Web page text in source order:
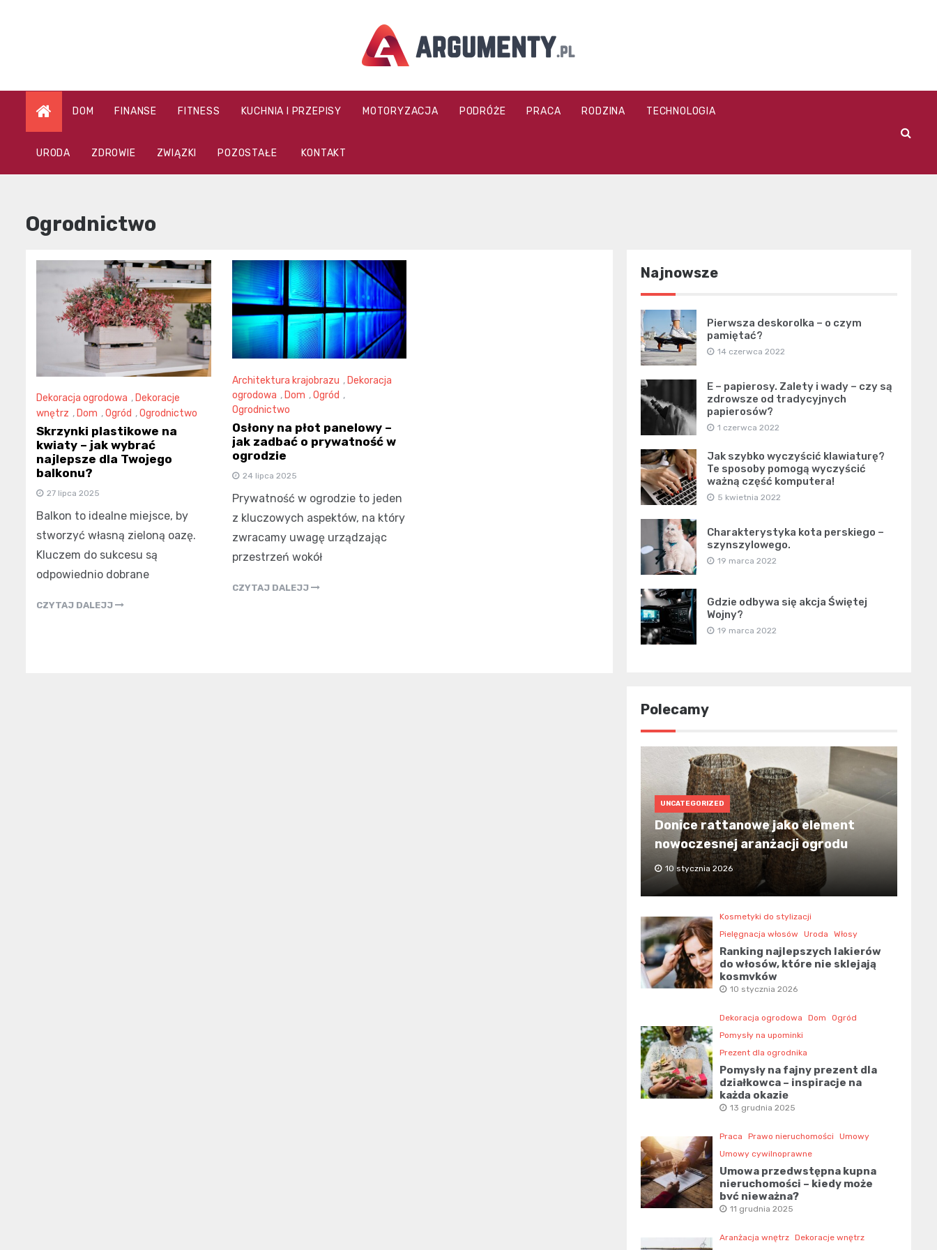
argumenty.pl
DOM FINANSE FITNESS KUCHNIA I PRZEPISY MOTORYZACJA PODRÓŻE PRACA RODZINA TECHNOLOGIA
URODA ZDROWIE ZWIĄZKI POZOSTAŁE KONTAKT
Ogrodnictwo
Dekoracja ogrodowa , Dekoracje
wnętrz , Dom ,Ogród ,Ogrodnictwo
Skrzynki plastikowe na
kwiaty – jak wybrać
najlepsze dla Twojego
balkonu?
27 lipca 2025
Balkon to idealne miejsce, by
stworzyć własną zieloną oazę.
Kluczem do sukcesu są
odpowiednio dobrane
CZYTAJ DALEJJ
Architektura krajobrazu , Dekoracja
ogrodowa , Dom ,Ogród ,
Ogrodnictwo
Osłony na płot panelowy –
jak zadbać o prywatność w
ogrodzie
24 lipca 2025
Prywatność w ogrodzie to jeden
z kluczowych aspektów, na który
zwracamy uwagę urządzając
przestrzeń wokół
CZYTAJ DALEJJ
Najnowsze
Pierwsza deskorolka – o czym
pamiętać?
14 czerwca 2022
E – papierosy. Zalety i wady – czy są
zdrowsze od tradycyjnych
papierosów?
1 czerwca 2022
Jak szybko wyczyścić klawiaturę?
Te sposoby pomogą wyczyścić
ważną część komputera!
5 kwietnia 2022
Charakterystyka kota perskiego –
szynszylowego.
19 marca 2022
Gdzie odbywa się akcja Świętej
Wojny?
19 marca 2022
Polecamy
UNCATEGORIZED
Donice rattanowe jako element
nowoczesnej aranżacji ogrodu
10 stycznia 2026
Kosmetyki do stylizacji
Pielęgnacja włosów
Uroda Włosy
Ranking najlepszych lakierów
do włosów, które nie sklejają
kosmyków
10 stycznia 2026
Dekoracja ogrodowa Dom
Ogród
Pomysły na upominki
Prezent dla ogrodnika
Pomysły na fajny prezent dla
działkowca – inspiracje na
każdą okazję
13 grudnia 2025
Praca Prawo nieruchomości
Umowy
Umowy cywilnoprawne
Umowa przedwstępna kupna
nieruchomości – kiedy może
być nieważna?
11 grudnia 2025
Aranżacja wnętrz Dekoracje wnętrz